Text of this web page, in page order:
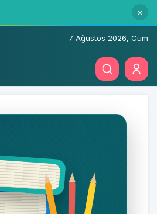
7 Ağustos 2026, Cum